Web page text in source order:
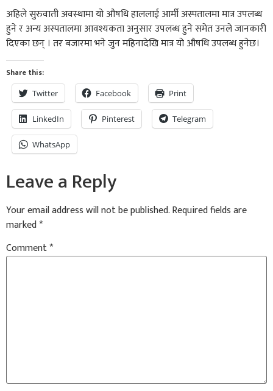
अहिले सुरुवाती अवस्थामा यो औषधि हाललाई आर्मी अस्पतालमा मात्र उपलब्ध
हुने र अन्य अस्पतालमा आवश्यकता अनुसार उपलब्ध हुने समेत उनले जानकारी
दिएका छन् । तर बजारमा भने जुन महिनादेखि मात्र यो औषधि उपलब्ध हुनेछ।
Share this:
Twitter Facebook Print
LinkedIn Pinterest Telegram
WhatsApp
Leave a Reply
Your email address will not be published.Required fields are
marked*
Comment*